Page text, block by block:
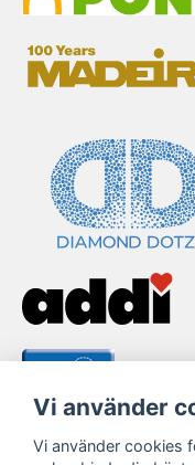
Vi använder
Vi använder cookies